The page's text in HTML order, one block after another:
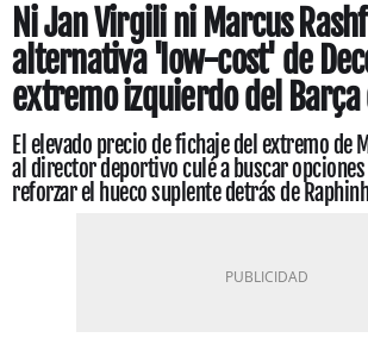
Ni Jan Virgili ni Marcus
alternativa 'low-cost' de
extremo izquierdo del Barça
El elevado precio de fichaje del extremo de
al director deportivo culé a buscar
reforzar el hueco suplente detrás de